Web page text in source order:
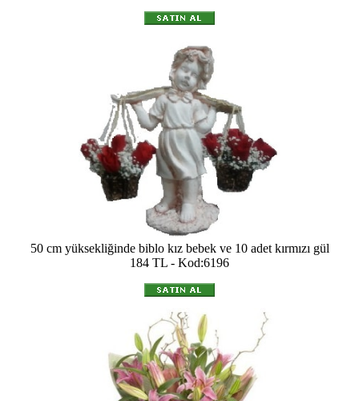
50 cm yüksekliğinde biblo kız bebek ve 10 adet kırmızı gül
184 TL - Kod:6196